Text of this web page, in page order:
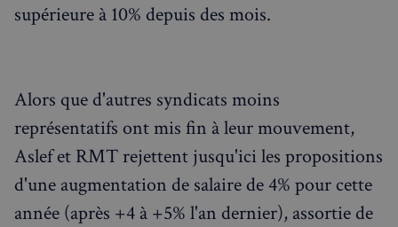
supérieure à 10% depuis des mois.
Alors que d'autres syndicats moins
représentatifs ont mis fin à leur mouvement,
Aslef et RMT rejettent jusqu'ici les propositions
d'une augmentation de salaire de 4% pour cette
année (après +4 à +5% l'an dernier), assortie de